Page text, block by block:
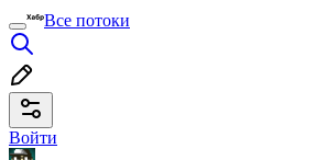
Все потоки
Войти